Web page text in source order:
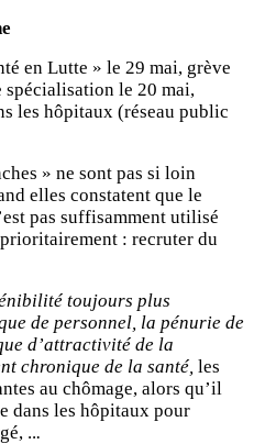
en Lutte » le 29 mai, grève
spécialisation le 20 mai,
les hôpitaux (réseau public
» ne sont pas si loin
elles constatent que le
pas suffisamment utilisé
: recruter du
toujours plus
de personnel, la pénurie de
d’attractivité de la
chronique de la santé, les
au chômage, alors qu’il
dans les hôpitaux pour
...